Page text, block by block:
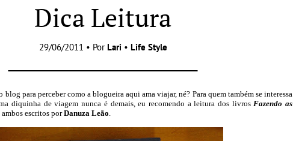
Dica Leitura
29/06/2011 • Por Lari • Life Style
blog para perceber como a blogueira aqui ama viajar, né? Para quem também se interessa
diquinha de viagem nunca é demais, eu recomendo a leitura dos livrosFazendo as
ambos escritos porDanuza Leão.